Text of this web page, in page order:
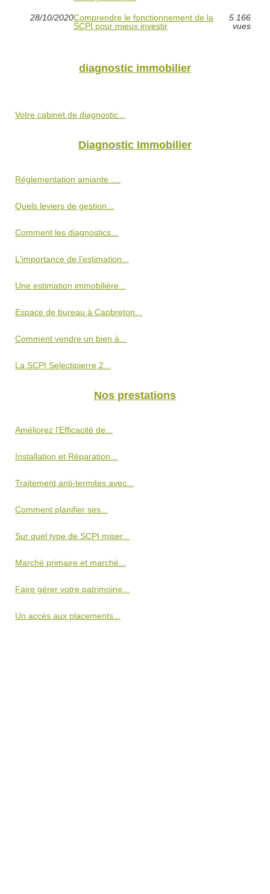
28/10/2020Comprendre le fonctionnement de la
SCPI pour mieux investir
5 166
vues
diagnostic immobilier
Votre cabinet de diagnostic...
Diagnostic Immobilier
Réglementation amiante :...
Quels leviers de gestion...
Comment les diagnostics...
L'importance de l'estimation...
Une estimation immobilière...
Espace de bureau à Capbreton...
Comment vendre un bien à...
La SCPI Selectipierre 2...
Nos prestations
Améliorez l'Efficacité de...
Installation et Réparation...
Traitement anti-termites avec...
Comment planifier ses...
Sur quel type de SCPI miser...
Marché primaire et marché...
Faire gérer votre patrimoine...
Un accès aux placements...